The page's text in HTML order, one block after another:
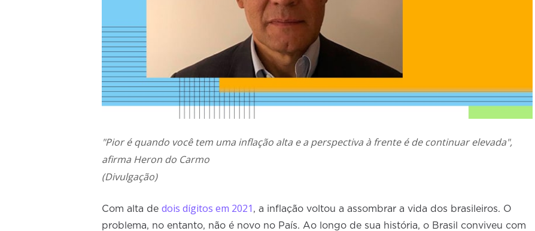
"Pior é quando você tem uma inflação alta e a perspectiva à frente é de continuar elevada",
afirma Heron do Carmo
(Divulgação)
Com alta de dois dígitos em 2021 , a inflação voltou a assombrar a vida dos brasileiros. O
problema, no entanto, não é novo no País. Ao longo de sua história, o Brasil conviveu com